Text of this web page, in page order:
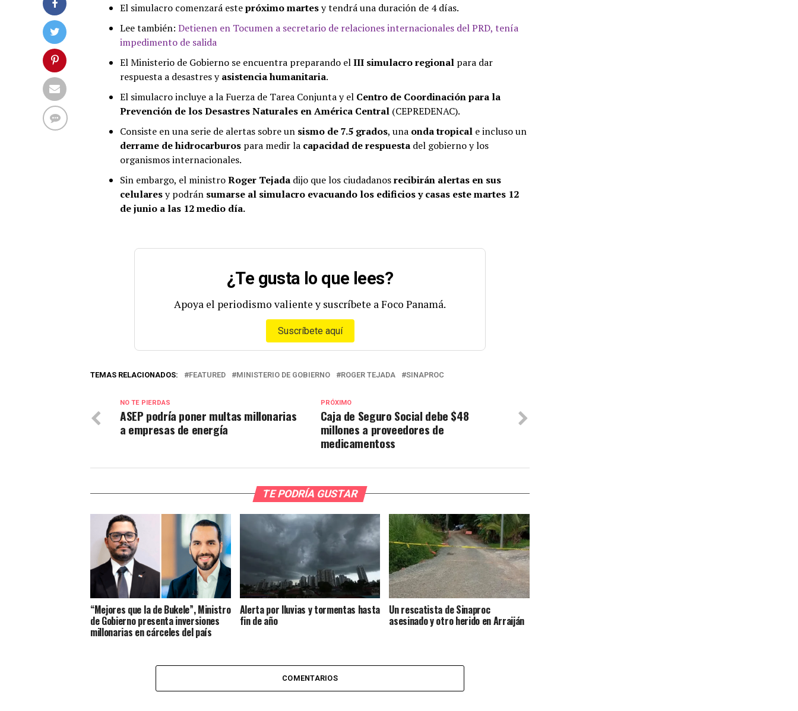
El simulacro comenzará estepróximo martesy tendrá una duración de 4 días.
Lee también: Detienen en Tocumen a secretario de relaciones internacionales del PRD, tenía
impedimento de salida
El Ministerio de Gobierno se encuentra preparando elIII simulacro regional para dar
respuesta a desastres yasistencia humanitaria.
El simulacro incluye a la Fuerza de Tarea Conjunta y el Centro de Coordinación para la
Prevención de los Desastres Naturales en América Central (CEPREDENAC).
Consiste en una serie de alertas sobre un sismo de 7.5 grados, una onda tropical e incluso un
derrame de hidrocarburos para medir la capacidad de respuesta del gobierno y los
organismos internacionales.
Sin embargo, el ministroRoger Tejada dijo que los ciudadanosrecibirán alertas en sus
celularesy podrán sumarse al simulacro evacuando los edificios y casas estemartes 12
de junio a las 12 medio día.
¿Te gusta lo que lees?
Apoya el periodismo valiente y suscríbete a Foco Panamá.
Suscríbete aquí
TEMAS RELACIONADOS: FEATURED MINISTERIO DE GOBIERNO ROGER TEJADA SINAPROC
PRÓXIMO
Caja de Seguro Social debe $48
millones a proveedores de
medicamentoss
NO TE PIERDAS
ASEP podría poner multas millonarias
a empresas de energía
TE PODRÍA GUSTAR
“Mejores que la de Bukele”, Ministro
de Gobierno presenta inversiones
millonarias en cárceles del país
Alerta por lluvias y tormentas hasta
fin de año
Un rescatista de Sinaproc
asesinado y otro herido en Arraiján
COMENTARIOS